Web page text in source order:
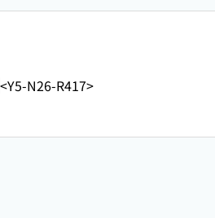
<Y5-N26-R417>